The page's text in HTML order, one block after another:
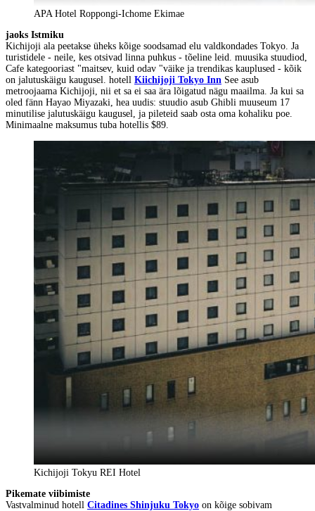
APA Hotel Roppongi-Ichome Ekimae
jaoks Istmiku
Kichijoji ala peetakse üheks kõige soodsamad elu valdkondades Tokyo. Ja
turistidele - neile, kes otsivad linna puhkus - tõeline leid. muusika stuudiod,
Cafe kategooriast "maitsev, kuid odav "väike ja trendikas kauplused - kõik
on jalutuskäigu kaugusel. hotell Kiichijoji Tokyo Inn See asub
metroojaama Kichijoji, nii et sa ei saa ära lõigatud nägu maailma. Ja kui sa
oled fänn Hayao Miyazaki, hea uudis: stuudio asub Ghibli muuseum 17
minutilise jalutuskäigu kaugusel, ja pileteid saab osta oma kohaliku poe.
Minimaalne maksumus tuba hotellis $89.
Kichijoji Tokyu REI Hotel
Pikemate viibimiste
Vastvalminud hotell Citadines Shinjuku Tokyo on kõige sobivam